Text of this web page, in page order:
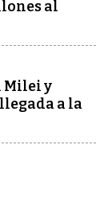
al
Milei y
a la